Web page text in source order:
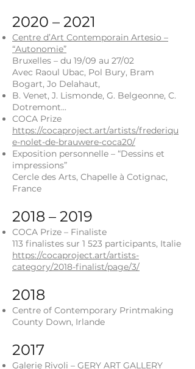
2020 – 2021
Centre d’Art Contemporain Artesio –
“Autonomie”
Bruxelles – du 19/09 au 27/02
Avec Raoul Ubac, Pol Bury, Bram
Bogart, Jo Delahaut,
B. Venet, J. Lismonde, G. Belgeonne, C.
Dotremont...
COCA Prize
https://cocaproject.art/artists/frederiqu
e-nolet-de-brauwere-coca20/
Exposition personnelle – “Dessins et
impressions”
Cercle des Arts, Chapelle à Cotignac,
France
2018 – 2019
COCA Prize – Finaliste
113 finalistes sur 1 523 participants, Italie
https://cocaproject.art/artists-
category/2018-finalist/page/3/
2018
Centre of Contemporary Printmaking
County Down, Irlande
2017
Galerie Rivoli – GERY ART GALLERY